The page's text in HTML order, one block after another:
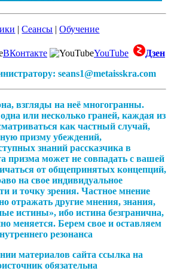
|Сеансы |Обучение
ВКонтакте YouTube
Дзен
seans1@metaisskra.com
взгляды на неё многогранны.
или несколько граней, каждая из
как частный случай,
призму убеждений,
знаний рассказчика в
призма может не совпадать с вашей
от общепринятых концепций,
на свое индивидуальное
и точку зрения. Частное мнение
отражать другие мнения, знания,
истины», ибо истина безгранична,
меняется. Берем свое и оставляем
резонанса
материалов сайта ссылка на
обязательна